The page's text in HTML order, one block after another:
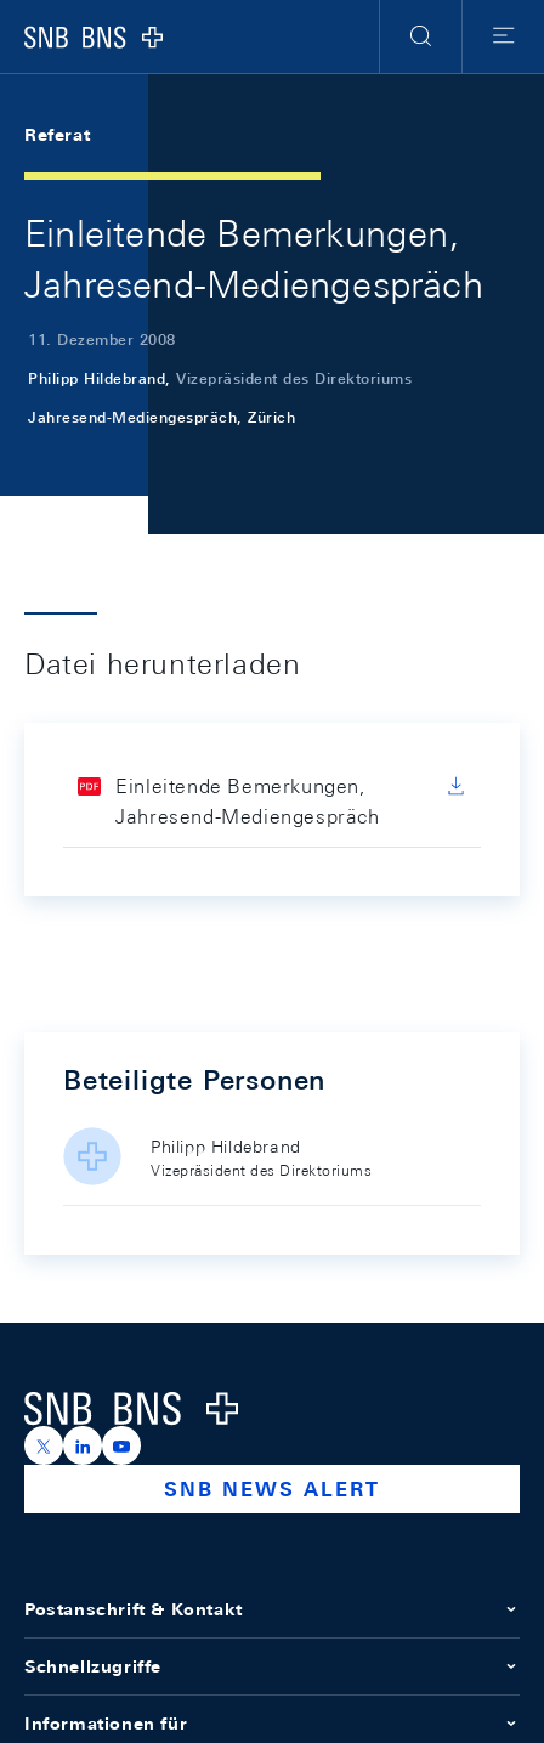
Logo
Suche
Menu
Referat
Einleitende Bemerkungen,
Jahresend-Mediengespräch
11. Dezember 2008
Philipp Hildebrand, Vizepräsident des Direktoriums
Jahresend-Mediengespräch, Zürich
Datei herunterladen
Einleitende Bemerkungen,
Jahresend-Mediengespräch
Beteiligte Personen
Philipp Hildebrand
Vizepräsident des Direktoriums
Logo
https://x.com/snb_bns
https://ch.linkedin.com/company/swiss-national-
https://www.youtube.com/@swissnationalbank
SNB NEWS ALERT
Postanschrift & Kontakt
Schnellzugriffe
Informationen für